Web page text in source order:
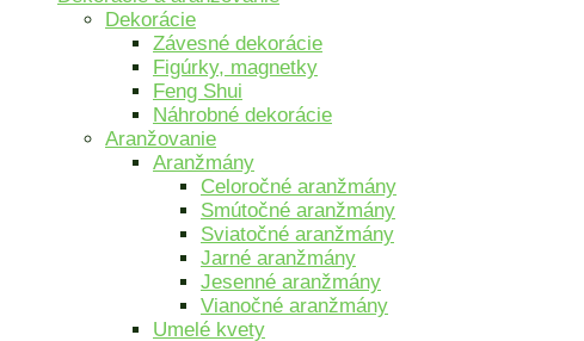
Dekorácie
Závesné dekorácie
Figúrky, magnetky
Feng Shui
Náhrobné dekorácie
Aranžovanie
Aranžmány
Celoročné aranžmány
Smútočné aranžmány
Sviatočné aranžmány
Jarné aranžmány
Jesenné aranžmány
Vianočné aranžmány
Umelé kvety